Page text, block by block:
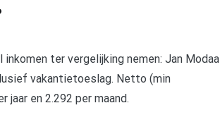
ter vergelijking nemen: Jan Modaal
vakantietoeslag. Netto (min
en 2.292 per maand.